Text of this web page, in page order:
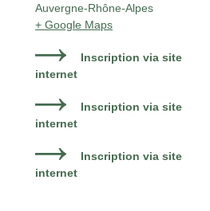
Auvergne-Rhône-Alpes
+ Google Maps
Inscription via site
internet
Inscription via site
internet
Inscription via site
internet